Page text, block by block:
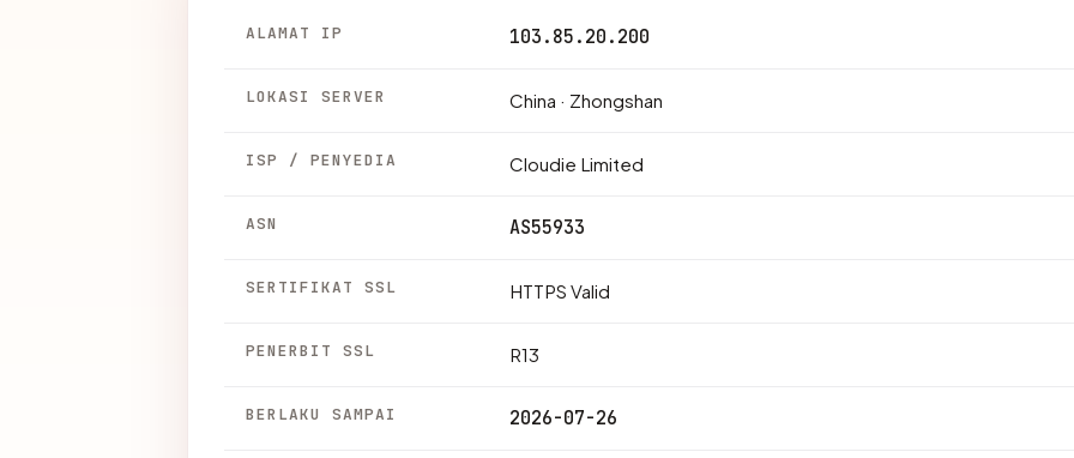
ALAMAT IP 103.85.20.200
LOKASI SERVER China · Zhongshan
ISP / PENYEDIA Cloudie Limited
ASN AS55933
SERTIFIKAT SSL HTTPS Valid
PENERBIT SSL R13
BERLAKU SAMPAI 2026-07-26